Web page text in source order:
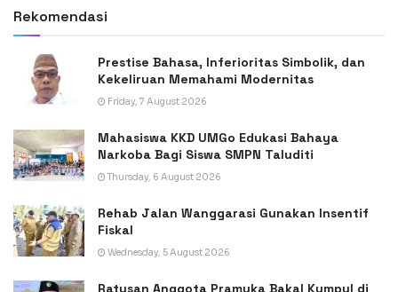
Rekomendasi
Prestise Bahasa, Inferioritas Simbolik, dan
Kekeliruan Memahami Modernitas
Friday, 7 August 2026
Mahasiswa KKD UMGo Edukasi Bahaya
Narkoba Bagi Siswa SMPN Taluditi
Thursday, 6 August 2026
Rehab Jalan Wanggarasi Gunakan Insentif
Fiskal
Wednesday, 5 August 2026
Ratusan Anggota Pramuka Bakal Kumpul di